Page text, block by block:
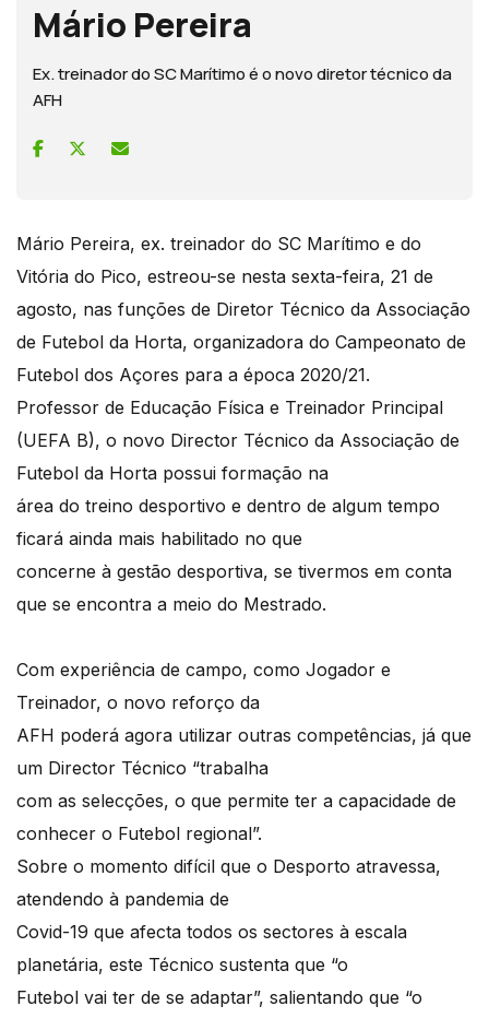
Mário Pereira
Ex. treinador do SC Marítimo é o novo diretor técnico da
AFH
Mário Pereira, ex. treinador do SC Marítimo e do
Vitória do Pico, estreou-se nesta sexta-feira, 21 de
agosto, nas funções de Diretor Técnico da Associação
de Futebol da Horta, organizadora do Campeonato de
Futebol dos Açores para a época 2020/21.
Professor de Educação Física e Treinador Principal
(UEFA B), o novo Director Técnico da Associação de
Futebol da Horta possui formação na
área do treino desportivo e dentro de algum tempo
ficará ainda mais habilitado no que
concerne à gestão desportiva, se tivermos em conta
que se encontra a meio do Mestrado.
Com experiência de campo, como Jogador e
Treinador, o novo reforço da
AFH poderá agora utilizar outras competências, já que
um Director Técnico “trabalha
com as selecções, o que permite ter a capacidade de
conhecer o Futebol regional”.
Sobre o momento difícil que o Desporto atravessa,
atendendo à pandemia de
Covid-19 que afecta todos os sectores à escala
planetária, este Técnico sustenta que “o
Futebol vai ter de se adaptar”, salientando que “o